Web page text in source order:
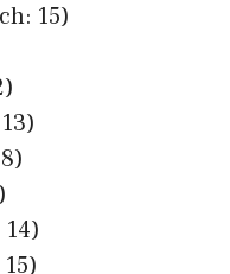
15)